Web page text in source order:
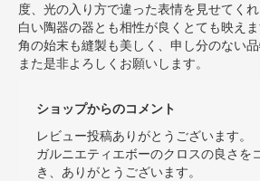
度、光の入り方で違った表情を見せてくれ
白い陶器の器とも相性が良くとても映えま
角の始末も縫製も美しく、申し分のない品
また是非よろしくお願いします。
ショップからのコメント
レビュー投稿ありがとうございます。
ガルニエティエボーのクロスの良さを
き、ありがとうございます。